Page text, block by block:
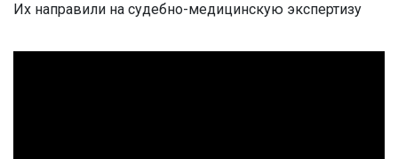
Их направили на судебно-медицинскую экспертизу